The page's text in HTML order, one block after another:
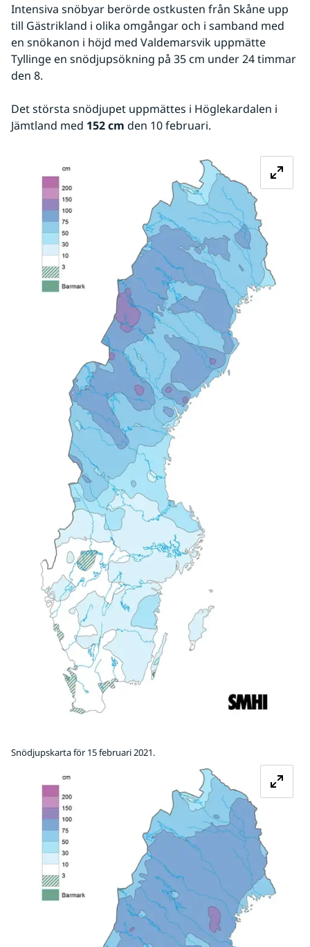
Intensiva snöbyar berörde ostkusten från Skåne upp
till Gästrikland i olika omgångar och i samband med
en snökanon i höjd med Valdemarsvik uppmätte
Tyllinge en snödjupsökning på 35 cm under 24 timmar
den 8.
Det största snödjupet uppmättes i Höglekardalen i
Jämtland med 152 cm den 10 februari.
Snödjupskarta för 15 februari 2021.